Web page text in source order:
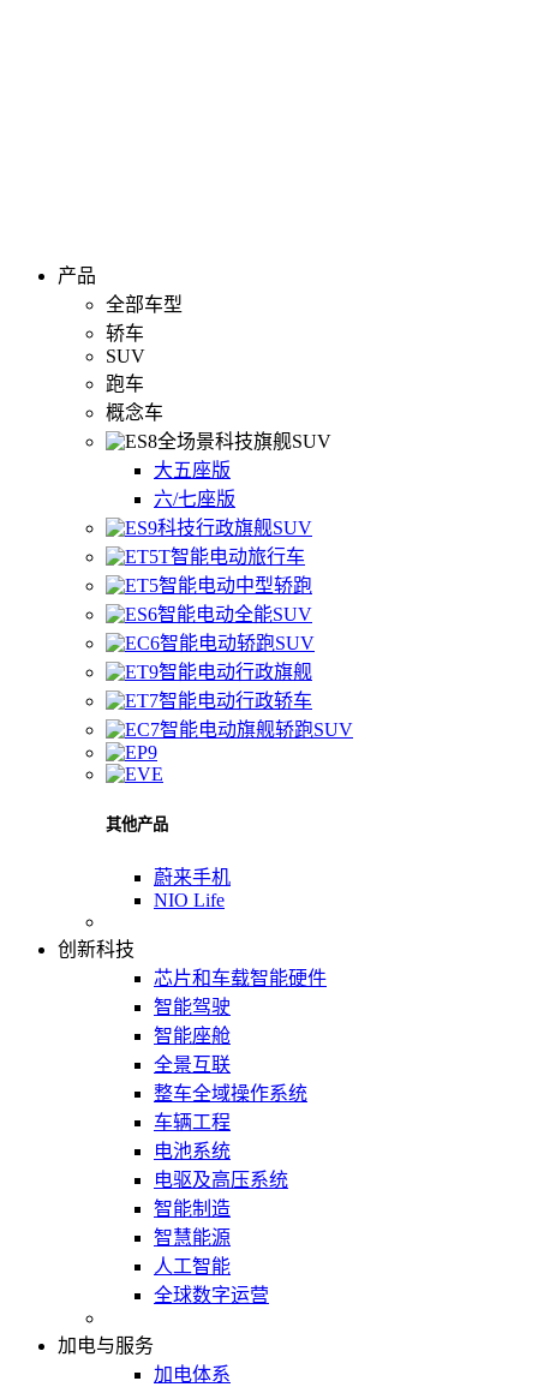
产品
全部车型
轿车
SUV
跑车
概念车
全场景科技旗舰SUV
大五座版
六/七座版
科技行政旗舰SUV
智能电动旅行车
智能电动中型轿跑
智能电动全能SUV
智能电动轿跑SUV
智能电动行政旗舰
智能电动行政轿车
智能电动旗舰轿跑SUV
其他产品
蔚来手机
NIO Life
创新科技
芯片和车载智能硬件
智能驾驶
智能座舱
全景互联
整车全域操作系统
车辆工程
电池系统
电驱及高压系统
智能制造
智慧能源
人工智能
全球数字运营
加电与服务
加电体系